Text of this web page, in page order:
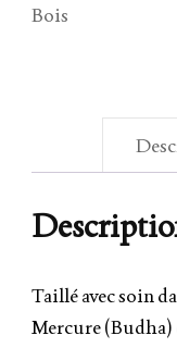
Bois
Taillé avec soin
Mercure (Budha)